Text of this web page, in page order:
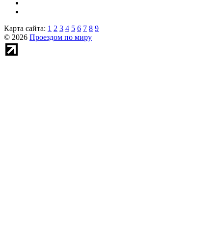
Карта сайта: 1 2 3 4 5 6 7 8 9
© 2026 Проездом по миру